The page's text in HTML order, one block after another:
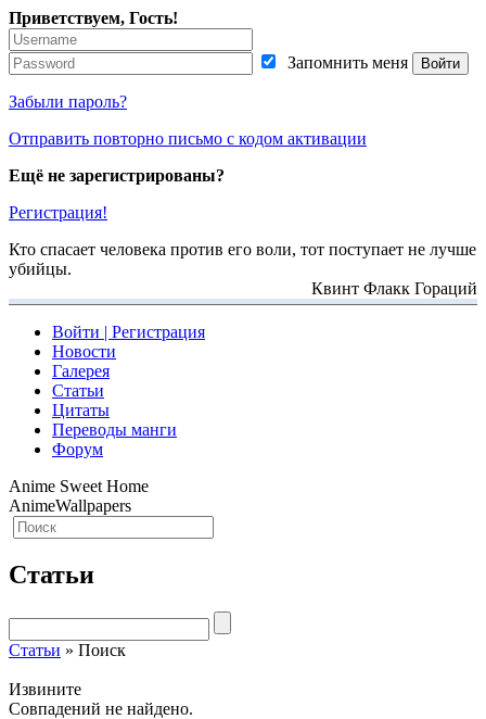
Приветствуем, Гость!
Запомнить меня
Забыли пароль?
Отправить повторно письмо с кодом активации
Ещё не зарегистрированы?
Регистрация!
Кто спасает человека против его воли, тот поступает не лучше
убийцы.
Квинт Флакк Гораций
Войти | Регистрация
Новости
Галерея
Статьи
Цитаты
Переводы манги
Форум
Anime Sweet Home
AnimeWallpapers
Статьи
Статьи » Поиск
Извините
Совпадений не найдено.